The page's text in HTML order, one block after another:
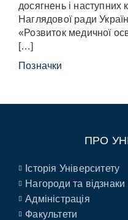
досягнень і наступних
Наглядової ради
«Розвиток медичної
[…]
Позначки
ПРО
Історія Університету
Нагороди та відзнаки
Адміністрація
Факультети